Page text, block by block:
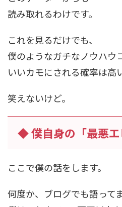
読み取れるわけです。
これを見るだけでも、
僕のようなガチなノウハウ
いいカモにされる確率は高
笑えないけど。
◆ 僕自身の「最悪エ
ここで僕の話をします。
何度か、ブログでも語って